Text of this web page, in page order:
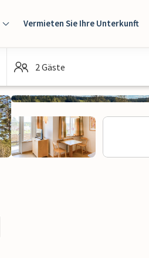
Vermieten Sie Ihre Unterkunft
2 Gäste